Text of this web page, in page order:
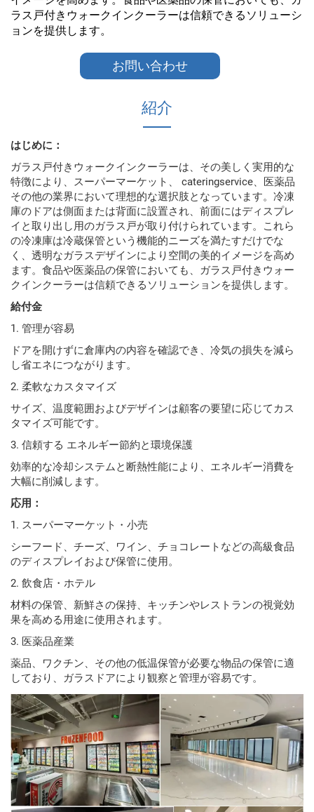
ラス戸付きウォークインクーラーは信頼できるソリューシ
ョンを提供します。
お問い合わせ
紹介
はじめに：
ガラス戸付きウォークインクーラーは、その美しく実用的な
特徴により、スーパーマーケット、 cateringservice、医薬品
その他の業界において理想的な選択肢となっています。冷凍
庫のドアは側面または背面に設置され、前面にはディスプレ
イと取り出し用のガラス戸が取り付けられています。これら
の冷凍庫は冷蔵保管という機能的ニーズを満たすだけでな
く、透明なガラスデザインにより空間の美的イメージを高め
ます。食品や医薬品の保管においても、ガラス戸付きウォー
クインクーラーは信頼できるソリューションを提供します。
給付金
1. 管理が容易
ドアを開けずに倉庫内の内容を確認でき、冷気の損失を減ら
し省エネにつながります。
2. 柔軟なカスタマイズ
サイズ、温度範囲およびデザインは顧客の要望に応じてカス
タマイズ可能です。
3. 信頼する エネルギー節約と環境保護
効率的な冷却システムと断熱性能により、エネルギー消費を
大幅に削減します。
応用：
1. スーパーマーケット・小売
シーフード、チーズ、ワイン、チョコレートなどの高級食品
のディスプレイおよび保管に使用。
2. 飲食店・ホテル
材料の保管、新鮮さの保持、キッチンやレストランの視覚効
果を高める用途に使用されます。
3. 医薬品産業
薬品、ワクチン、その他の低温保管が必要な物品の保管に適
しており、ガラスドアにより観察と管理が容易です。